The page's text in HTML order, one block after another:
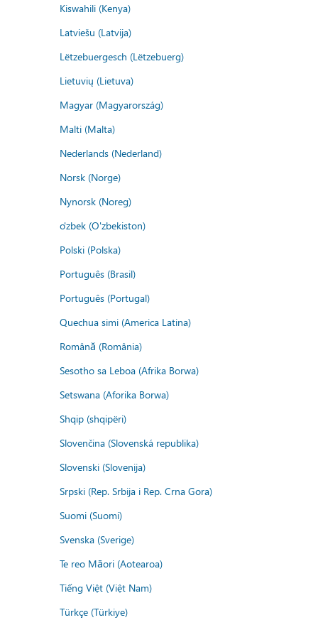
Kiswahili (Kenya)
Latviešu (Latvija)
Lëtzebuergesch (Lëtzebuerg)
Lietuvių (Lietuva)
Magyar (Magyarország)
Malti (Malta)
Nederlands (Nederland)
Norsk (Norge)
Nynorsk (Noreg)
o'zbek (O'zbekiston)
Polski (Polska)
Português (Brasil)
Português (Portugal)
Quechua simi (America Latina)
Română (România)
Sesotho sa Leboa (Afrika Borwa)
Setswana (Aforika Borwa)
Shqip (shqipëri)
Slovenčina (Slovenská republika)
Slovenski (Slovenija)
Srpski (Rep. Srbija i Rep. Crna Gora)
Suomi (Suomi)
Svenska (Sverige)
Te reo Māori (Aotearoa)
Tiếng Việt (Việt Nam)
Türkçe (Türkiye)